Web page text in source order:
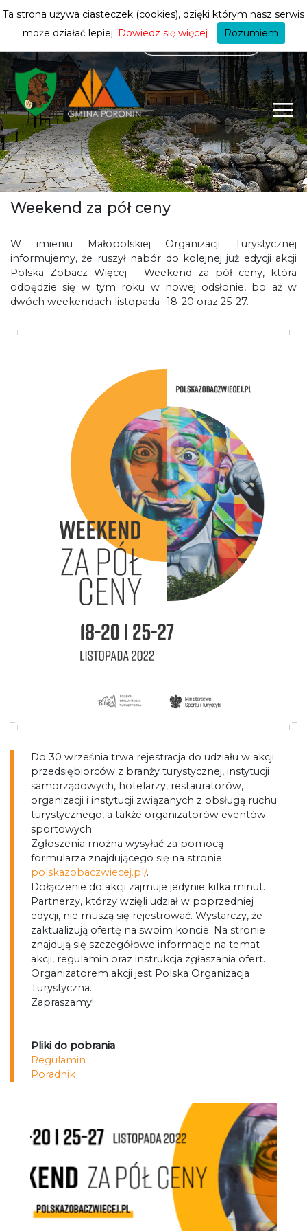
mieszkańca
Weekend za pół ceny
W imieniu Małopolskiej Organizacji Turystycznej
informujemy, że ruszył nabór do kolejnej już edycji akcji
Polska Zobacz Więcej - Weekend za pół ceny, która
odbędzie się w tym roku w nowej odsłonie, bo aż w
dwóch weekendach listopada -18-20 oraz 25-27.
Do 30 września trwa rejestracja do udziału w akcji
przedsiębiorców z branży turystycznej, instytucji
samorządowych, hotelarzy, restauratorów,
organizacji i instytucji związanych z obsługą ruchu
turystycznego, a także organizatorów eventów
sportowych.
Zgłoszenia można wysyłać za pomocą
formularza znajdującego się na stronie
polskazobaczwiecej.pl/.
Dołączenie do akcji zajmuje jedynie kilka minut.
Partnerzy, którzy wzięli udział w poprzedniej
edycji, nie muszą się rejestrować. Wystarczy, że
zaktualizują ofertę na swoim koncie. Na stronie
znajdują się szczegółowe informacje na temat
akcji, regulamin oraz instrukcja zgłaszania ofert.
Organizatorem akcji jest Polska Organizacja
Turystyczna.
Zapraszamy!
Pliki do pobrania
Regulamin
Poradnik
Ta strona używa ciasteczek (cookies), dzięki którym nasz serwis
może działać lepiej. Dowiedz się więcej Rozumiem